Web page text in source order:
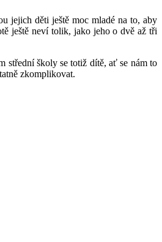
jejich děti ještě moc mladé na to, aby
ještě neví tolik, jako jeho o dvě až tři
střední školy se totiž dítě, ať se nám to
zkomplikovat.